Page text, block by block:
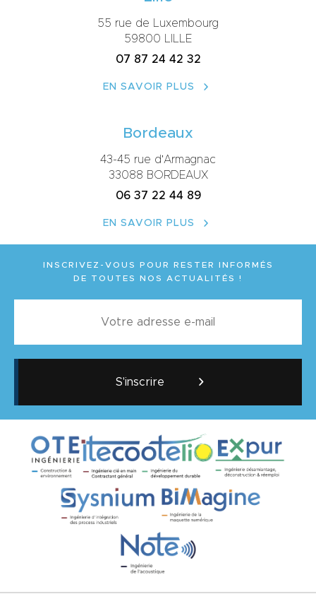
55 rue de Luxembourg
59800 LILLE
07 87 24 42 32
EN SAVOIR PLUS
Bordeaux
43-45 rue d'Armagnac
33088 BORDEAUX
06 37 22 44 89
EN SAVOIR PLUS
INSCRIVEZ-VOUS POUR RESTER INFORMÉS
DE TOUTES NOS ACTUALITÉS !
S'inscrire